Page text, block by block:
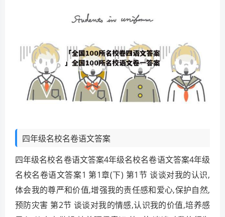
四年级名校名卷语文答案
四年级名校名卷语文答案4年级名校名卷语文答案4年级
名校名卷语文答案1 第1章(下) 第1节 谈谈对我的认识,
体会我的尊严和价值,增强我的责任感和爱心,保护自然,
预防灾害 第2节 谈谈对我的情感,认识我的价值,培养感